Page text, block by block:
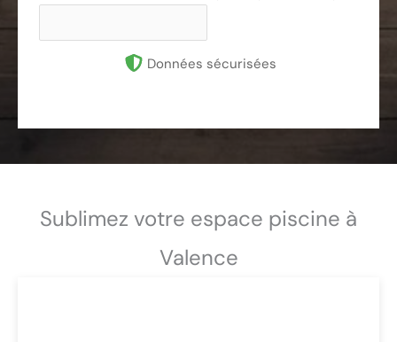
Données sécurisées
Sublimez votre espace piscine à
Valence